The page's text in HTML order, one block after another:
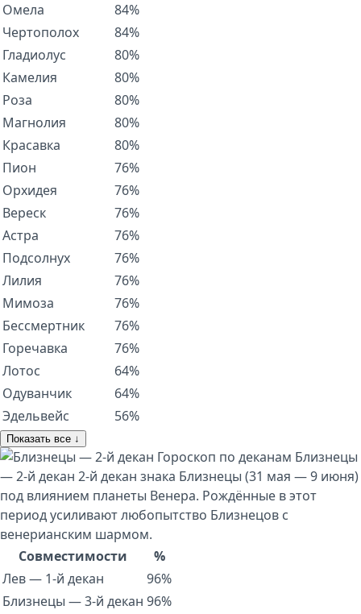
Омела
84%
Чертополох
84%
Гладиолус
80%
Камелия
80%
Роза
80%
Магнолия
80%
Красавка
80%
Пион
76%
Орхидея
76%
Вереск
76%
Астра
76%
Подсолнух
76%
Лилия
76%
Мимоза
76%
Бессмертник
76%
Горечавка
76%
Лотос
64%
Одуванчик
64%
Эдельвейс
56%
Показать все ↓
Гороскоп по деканам Близнецы
— 2-й декан 2-й декан знака Близнецы (31 мая — 9 июня)
под влиянием планеты Венера. Рождённые в этот
период усиливают любопытство Близнецов с
венерианским шармом.
Совместимости
%
Лев — 1-й декан
96%
Близнецы — 3-й декан 96%